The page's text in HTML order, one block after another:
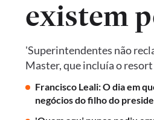
existem
'Superintendentes não
Master, que incluía o
Francisco Leali: O dia em
negócios do filho do